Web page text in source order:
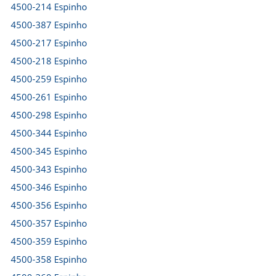
4500-214 Espinho
4500-387 Espinho
4500-217 Espinho
4500-218 Espinho
4500-259 Espinho
4500-261 Espinho
4500-298 Espinho
4500-344 Espinho
4500-345 Espinho
4500-343 Espinho
4500-346 Espinho
4500-356 Espinho
4500-357 Espinho
4500-359 Espinho
4500-358 Espinho